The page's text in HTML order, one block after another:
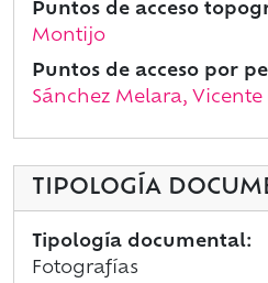
Puntos de acceso
Montijo
Puntos de acceso por
Sánchez Melara, Vicente
TIPOLOGÍA
Tipología documental:
Fotografías